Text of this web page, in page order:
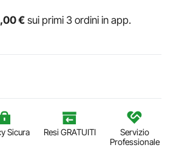
,00€ sui primi 3 ordini in app.
Sicura Resi GRATUITI
Servizio
Professionale